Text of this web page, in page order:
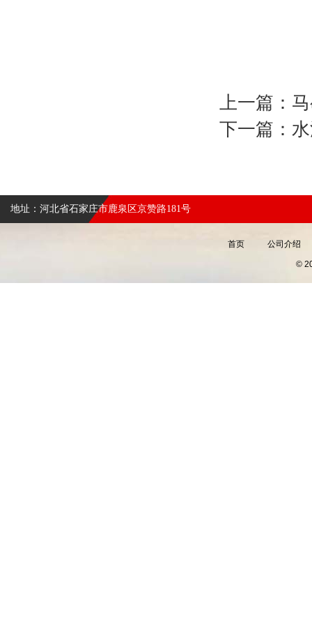
上一篇：
下一篇：
地址：河北省石家庄市鹿泉区京赞路181号
首页 公司介绍
©